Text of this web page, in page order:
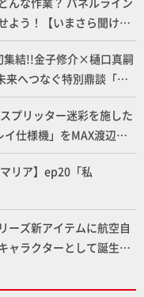
よう！【いまさら聞けな
りとパネルライン】
集結!!金子修介×樋口真嗣
へつなぐ特別鼎談「ガ
FINAL」
プリッター迷彩を施した
イ仕様機」をMAX渡辺が
リア】ep20「私
ーズ新アイテムに航空自
ャラクターとして誕生し